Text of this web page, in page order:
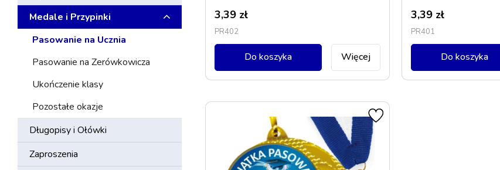
Medale i Przypinki
Pasowanie na Ucznia
Pasowanie na Zerówkowicza
Ukończenie klasy
Pozostałe okazje
Długopisy i Ołówki
Zaproszenia
3,39 zł
PR402
Więcej
Do koszyka
3,39 zł
PR401
Do koszyka